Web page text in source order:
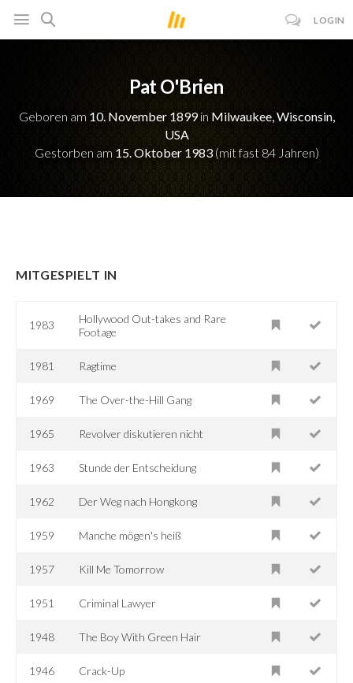
LOGIN
Pat O'Brien
Geboren am 10. November 1899in Milwaukee, Wisconsin,
USA
Gestorben am 15. Oktober 1983(mit fast 84 Jahren)
MITGESPIELT IN
1983
Hollywood Out-takes and Rare
Footage
1981 Ragtime
1969 The Over-the-Hill Gang
1965 Revolver diskutieren nicht
1963 Stunde der Entscheidung
1962 Der Weg nach Hongkong
1959 Manche mögen's heiß
1957 Kill Me Tomorrow
1951 Criminal Lawyer
1948 The Boy With Green Hair
1946 Crack-Up